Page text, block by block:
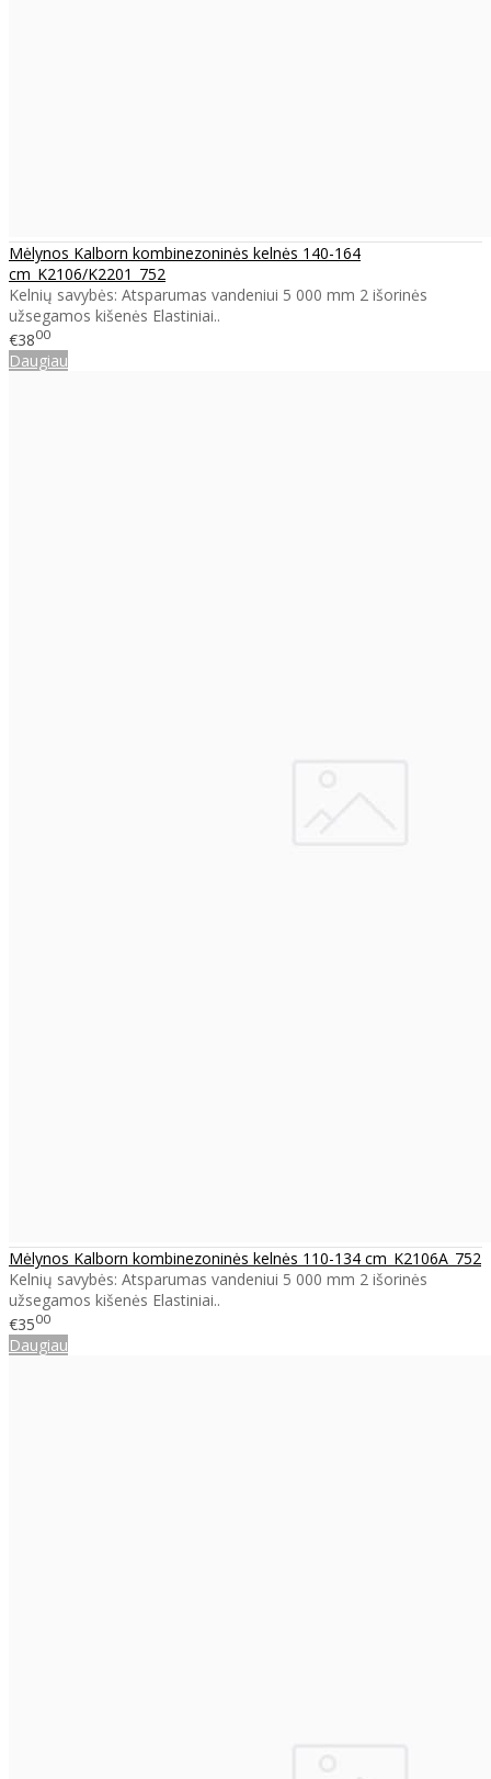
Mėlynos Kalborn kombinezoninės kelnės 140-164
cm_K2106/K2201_752
Kelnių savybės: Atsparumas vandeniui 5 000 mm 2 išorinės
užsegamos kišenės Elastiniai..
€3800
Daugiau
Mėlynos Kalborn kombinezoninės kelnės 110-134 cm_K2106A_752
Kelnių savybės: Atsparumas vandeniui 5 000 mm 2 išorinės
užsegamos kišenės Elastiniai..
€3500
Daugiau